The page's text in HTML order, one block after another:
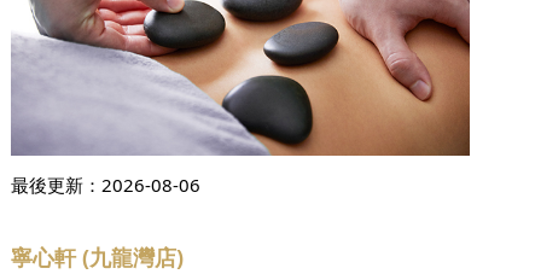
最後更新： 2026-08-06
寧心軒 (九龍灣店)